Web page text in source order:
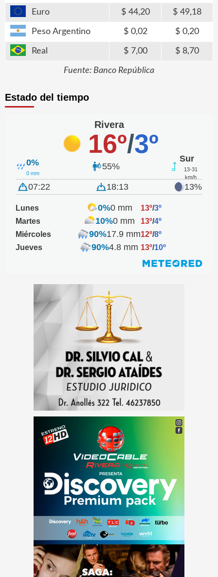
Euro 44,20 49,18
Peso Argentino 0,02 0,20
Real 7,00 8,70
Fuente: Banco República
Estado del tiempo
Rivera
16º/3º
0%
0 mm
55%
Sur
13-31
km/h
07:22 18:13 13%
Lunes 0%0 mm 13º/3º
Martes
10%0 mm 13º/4º
Miércoles
90%17.9 mm12º/8º
Jueves
90%4.8 mm 13º/10º